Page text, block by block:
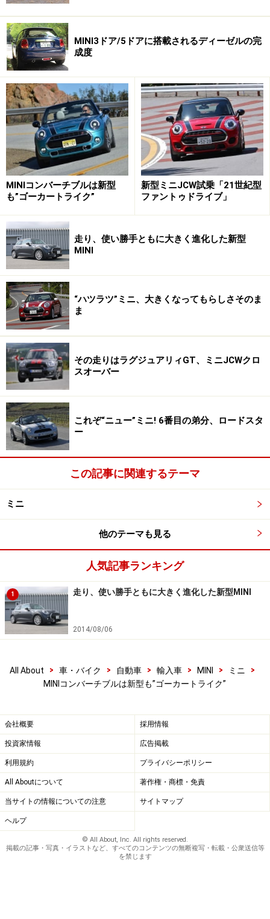
ワー・ターボ・エンジンを搭載。クーパーSに積まれる2Lタ
ーボは192ps/280Nmを発生する
メカニズムは、基本的に3ドアハッチバックと共通だ。
可変バルブ制御のダイレクトイグニッションシステム、
すなわちMINIツインパワーターボテクノロジーを採用し
た高効率で高性能なエンジンで、クーパーには最高出力
136psの3気筒1.5Lが、クーパーSには192ps、JCWには
231psのそれぞれ4気筒2Lが搭載されている。これらに組
み合わされるのは、セーリングモード付きの6速ステッ
プトロニック。前述したように、JCWでのみ6MTの選択
ユニオンジャックのルーフも選べる新カス
タマイズサービス
丸形ヘッドライトや六角形のフロントグリルなどデザインア
イコンを踏襲。先代より一回り（全長98mm/全幅44mm/全
高1mm）大きくなった
コンバーチブル最大のポイントは、もちろん、そのソフ
トトップスタイルで、新型ではフル電動式となったこと
がニュース。しかも、時速30km/h以下であれば、走行中
の操作も可能で、開閉に要する時間は約18秒だった。
新型用に開発されたソフトトップは、幌フレームのカバ
ーが改良され、そこに高品質のルーフライニングとヒー
ト機能付きリアウインドウが組み合わされている。さら
に、このソフトトップにはスライディングルーフ機能も
40cm、開けることができる。
ソフトトップ生地に織り込まれたユニオンジャック模様。こ
れまでのオプションに加え、素材やディテールにこだわった
パーツがチョイスできるMINI Yoursデザイン・プログラムを
ソフトトップの存在だ。MINIが今後、強力に推し進めよ
うとしている新たなカスタマイズサービス、MINI Yours
プログラムから提供されるもので、黒とグレーのヘリン
ボーン柄でユニオンジャックを手縫いで織り込んだファ
ブリックを採用した。
これが、とんでもなくオシャレ。この幌欲しさに、ミニ
コンバーチブルが欲しい、という人が表れても不思議じ
ゃない。
MINI3ドア/5ドアに搭載されるディーゼルの完
成度
MINIコンバーチブルは新型
も”ゴーカートライク”
新型ミニJCW試乗「21世紀型
ファントゥドライブ」
走り、使い勝手ともに大きく進化した新型
MINI
“ハツラツ”ミニ、大きくなってもらしさそのま
ま
その走りはラグジュアリィGT、ミニJCWクロ
スオーバー
これぞ“ニュー”ミニ! 6番目の弟分、ロードスタ
ー
この記事に関連するテーマ
ミニ
他のテーマも見る
人気記事ランキング
1 走り、使い勝手ともに大きく進化した新型MINI
2014/08/06
All About > 車・バイク > 自動車 > 輸入車 > MINI > ミニ
>
MINIコンバーチブルは新型も”ゴーカートライク”
会社概要 採用情報
投資家情報 広告掲載
利用規約 プライバシーポリシー
All Aboutについて 著作権・商標・免責
当サイトの情報についての注意 サイトマップ
ヘルプ
© All About, Inc. All rights reserved.
掲載の記事・写真・イラストなど、すべてのコンテンツの無断複写・転載・公衆送信等
を禁じます